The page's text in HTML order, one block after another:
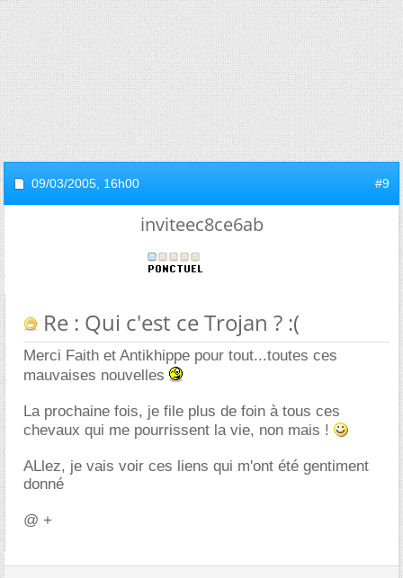
09/03/2005, 16h00 #9
inviteec8ce6ab
Re : Qui c'est ce Trojan ? :(
Merci Faith et Antikhippe pour tout...toutes ces
mauvaises nouvelles
La prochaine fois, je file plus de foin à tous ces
chevaux qui me pourrissent la vie, non mais !
ALlez, je vais voir ces liens qui m'ont été gentiment
donné
@ +